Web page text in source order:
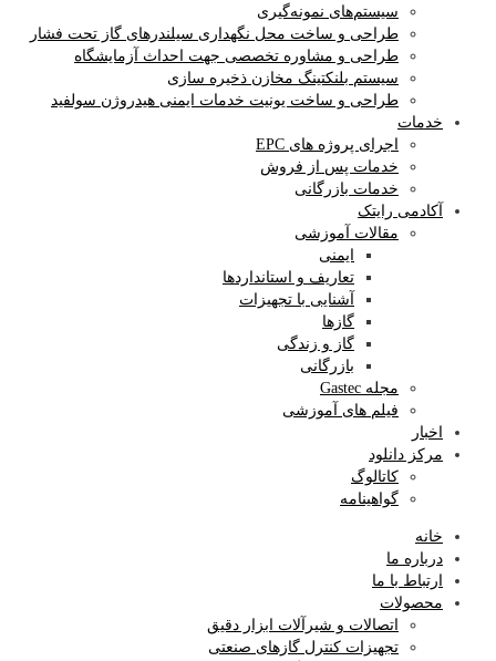
سیستم‌های نمونه‌گیری
طراحی و ساخت محل نگهداری سیلندرهای گاز تحت فشار
طراحی و مشاوره تخصصی جهت احداث آزمایشگاه
سیستم بلنکتینگ مخازن ذخیره سازی
طراحی و ساخت یونیت خدمات ایمنی هیدروژن سولفید
خدمات
اجرای پروژه های EPC
خدمات پس از فروش
خدمات بازرگانی
آکادمی رایتک
مقالات آموزشی
ایمنی
تعاریف و استانداردها
آشنایی با تجهیزات
گازها
گاز و زندگی
بازرگانی
مجله Gastec
فیلم های آموزشی
اخبار
مرکز دانلود
کاتالوگ
گواهینامه
خانه
درباره ما
ارتباط با ما
محصولات
اتصالات و شیرآلات ابزار دقیق
تجهیزات کنترل گازهای صنعتی